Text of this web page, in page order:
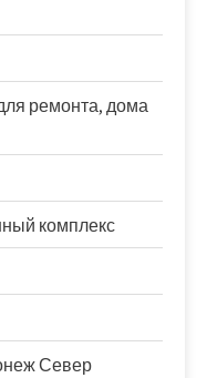
ремонта, дома
комплекс
Север